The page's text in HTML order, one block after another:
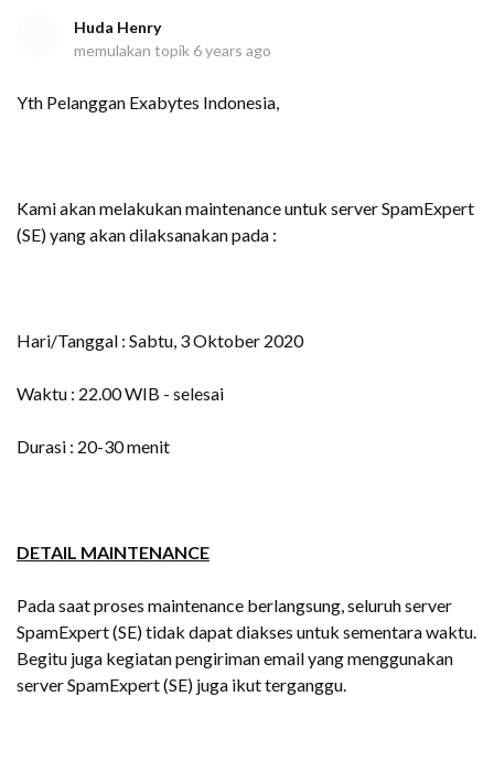
Huda Henry
memulakan topik 6 years ago
Yth Pelanggan Exabytes Indonesia,
Kami akan melakukan maintenance untuk server SpamExpert
(SE) yang akan dilaksanakan pada :
Hari/Tanggal : Sabtu, 3 Oktober 2020
Waktu : 22.00 WIB - selesai
Durasi : 20-30 menit
DETAIL MAINTENANCE
Pada saat proses maintenance berlangsung, seluruh server
SpamExpert (SE) tidak dapat diakses untuk sementara waktu.
Begitu juga kegiatan pengiriman email yang menggunakan
server SpamExpert (SE) juga ikut terganggu.